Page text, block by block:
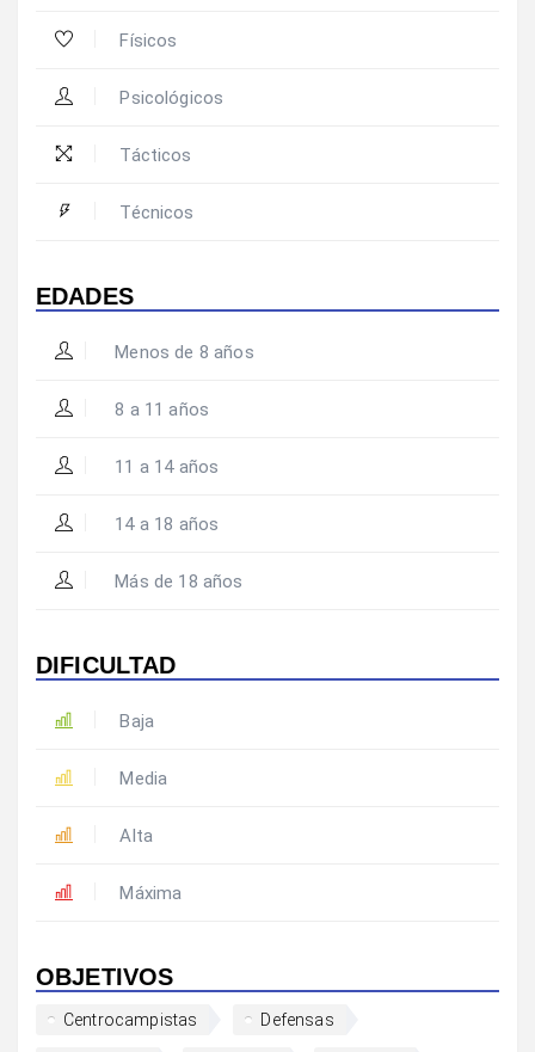
Físicos
Psicológicos
Tácticos
Técnicos
EDADES
Menos de 8 años
8 a 11 años
11 a 14 años
14 a 18 años
Más de 18 años
DIFICULTAD
Baja
Media
Alta
Máxima
OBJETIVOS
Centrocampistas Defensas